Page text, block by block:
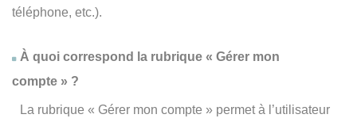
téléphone, etc.).
À quoi correspond la rubrique « Gérer mon
compte » ?
La rubrique « Gérer mon compte » permet à l’utilisateur